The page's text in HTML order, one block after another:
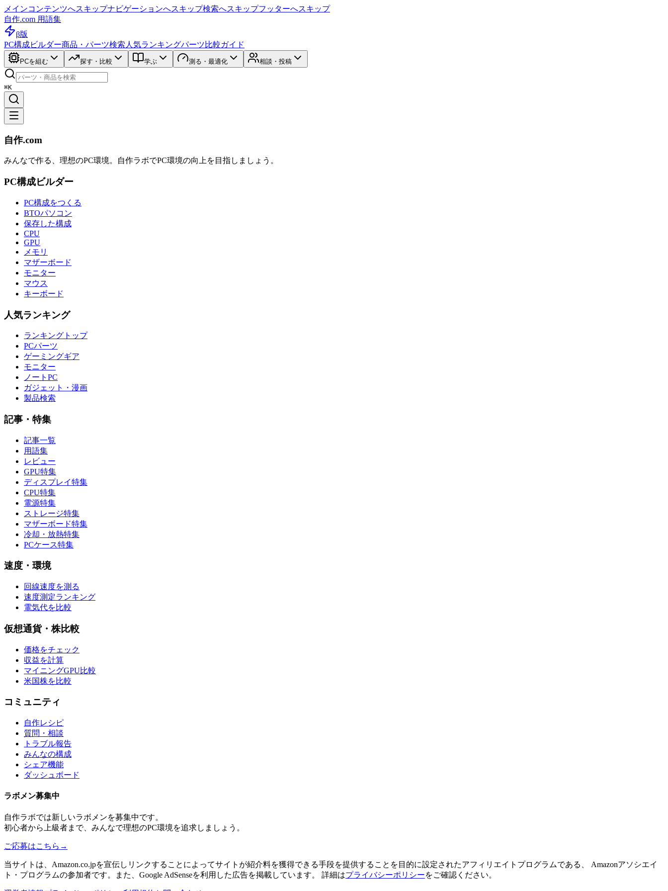
メインコンテンツへスキップナビゲーションへスキップ検索へスキップフッターへスキップ
自作.com 用語集
β版
PC構成ビルダー商品・パーツ検索 人気ランキングパーツ比較ガイド
PCを組む 探す・比較 学ぶ 測る・最適化 相談・投稿
⌘K
自作.com
みんなで作る、理想のPC環境。 自作ラボでPC環境の向上を目指しましょう。
PC構成ビルダー
PC構成をつくる
BTOパソコン
保存した構成
CPU
GPU
メモリ
マザーボード
モニター
マウス
キーボード
人気ランキング
ランキングトップ
PCパーツ
ゲーミングギア
モニター
ノートPC
ガジェット・漫画
製品検索
記事・特集
記事一覧
用語集
レビュー
GPU特集
ディスプレイ特集
CPU特集
電源特集
ストレージ特集
マザーボード特集
冷却・放熱特集
PCケース特集
速度・環境
回線速度を測る
速度測定ランキング
電気代を比較
仮想通貨・株比較
価格をチェック
収益を計算
マイニングGPU比較
米国株を比較
コミュニティ
自作レシピ
質問・相談
トラブル報告
みんなの構成
シェア機能
ダッシュボード
ラボメン募集中
自作ラボでは新しいラボメンを募集中です。
初心者から上級者まで、みんなで理想のPC環境を追求しましょう。
ご応募はこちら →
当サイトは、Amazon.co.jpを宣伝しリンクすることによってサイトが紹介料を獲得できる手段を提供することを目的に設定されたアフィリエイトプログラムである、 Amazonアソシエイ
ト・プログラムの参加者です。また、Google AdSenseを利用した広告を掲載しています。 詳細はプライバシーポリシーをご確認ください。